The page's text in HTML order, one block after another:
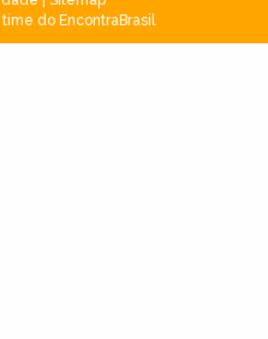
do EncontraBrasil